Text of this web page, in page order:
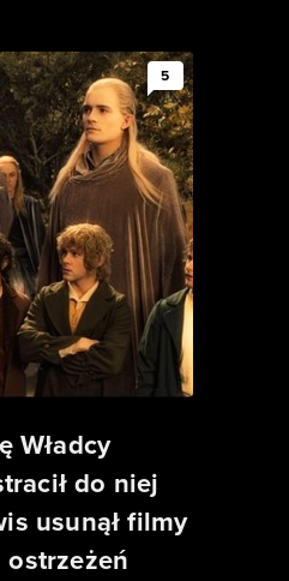
5
Władcy
do niej
usunął filmy